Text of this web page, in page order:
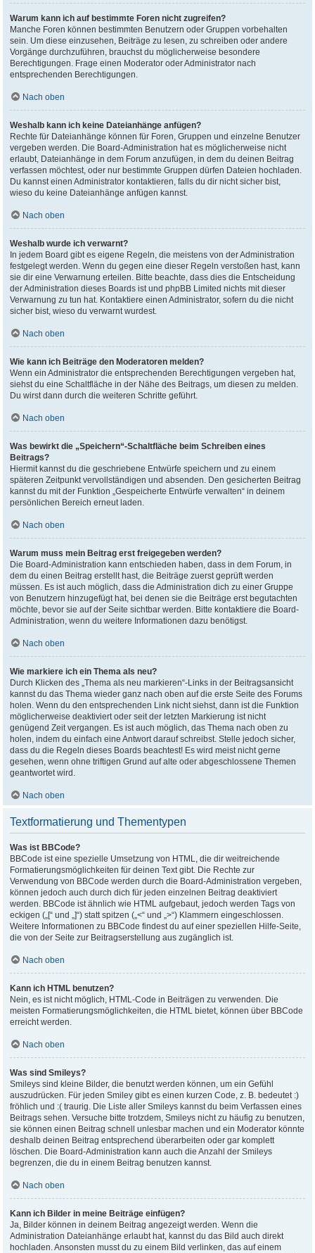
Warum kann ich auf bestimmte Foren nicht zugreifen?
Manche Foren können bestimmten Benutzern oder Gruppen vorbehalten
sein. Um diese einzusehen, Beiträge zu lesen, zu schreiben oder andere
Vorgänge durchzuführen, brauchst du möglicherweise besondere
Berechtigungen. Frage einen Moderator oder Administrator nach
entsprechenden Berechtigungen.
Nach oben
Weshalb kann ich keine Dateianhänge anfügen?
Rechte für Dateianhänge können für Foren, Gruppen und einzelne Benutzer
vergeben werden. Die Board-Administration hat es möglicherweise nicht
erlaubt, Dateianhänge in dem Forum anzufügen, in dem du deinen Beitrag
verfassen möchtest, oder nur bestimmte Gruppen dürfen Dateien hochladen.
Du kannst einen Administrator kontaktieren, falls du dir nicht sicher bist,
wieso du keine Dateianhänge anfügen kannst.
Nach oben
Weshalb wurde ich verwarnt?
In jedem Board gibt es eigene Regeln, die meistens von der Administration
festgelegt werden. Wenn du gegen eine dieser Regeln verstoßen hast, kann
sie dir eine Verwarnung erteilen. Bitte beachte, dass dies die Entscheidung
der Administration dieses Boards ist und phpBB Limited nichts mit dieser
Verwarnung zu tun hat. Kontaktiere einen Administrator, sofern du die nicht
sicher bist, wieso du verwarnt wurdest.
Nach oben
Wie kann ich Beiträge den Moderatoren melden?
Wenn ein Administrator die entsprechenden Berechtigungen vergeben hat,
siehst du eine Schaltfläche in der Nähe des Beitrags, um diesen zu melden.
Du wirst dann durch die weiteren Schritte geführt.
Nach oben
Was bewirkt die „Speichern“-Schaltfläche beim Schreiben eines
Beitrags?
Hiermit kannst du die geschriebene Entwürfe speichern und zu einem
späteren Zeitpunkt vervollständigen und absenden. Den gesicherten Beitrag
kannst du mit der Funktion „Gespeicherte Entwürfe verwalten“ in deinem
persönlichen Bereich erneut laden.
Nach oben
Warum muss mein Beitrag erst freigegeben werden?
Die Board-Administration kann entschieden haben, dass in dem Forum, in
dem du einen Beitrag erstellt hast, die Beiträge zuerst geprüft werden
müssen. Es ist auch möglich, dass die Administration dich zu einer Gruppe
von Benutzern hinzugefügt hat, bei denen sie die Beiträge erst begutachten
möchte, bevor sie auf der Seite sichtbar werden. Bitte kontaktiere die Board-
Administration, wenn du weitere Informationen dazu benötigst.
Nach oben
Wie markiere ich ein Thema als neu?
Durch Klicken des „Thema als neu markieren“-Links in der Beitragsansicht
kannst du das Thema wieder ganz nach oben auf die erste Seite des Forums
holen. Wenn du den entsprechenden Link nicht siehst, dann ist die Funktion
möglicherweise deaktiviert oder seit der letzten Markierung ist nicht
genügend Zeit vergangen. Es ist auch möglich, das Thema nach oben zu
holen, indem du einfach eine Antwort darauf schreibst. Stelle jedoch sicher,
dass du die Regeln dieses Boards beachtest! Es wird meist nicht gerne
gesehen, wenn ohne triftigen Grund auf alte oder abgeschlossene Themen
geantwortet wird.
Nach oben
Textformatierung und Thementypen
Was ist BBCode?
BBCode ist eine spezielle Umsetzung von HTML, die dir weitreichende
Formatierungsmöglichkeiten für deinen Text gibt. Die Rechte zur
Verwendung von BBCode werden durch die Board-Administration vergeben,
können jedoch auch durch dich für jeden einzelnen Beitrag deaktiviert
werden. BBCode ist ähnlich wie HTML aufgebaut, jedoch werden Tags von
eckigen („[“ und „]“) statt spitzen („<“ und „>“) Klammern eingeschlossen.
Weitere Informationen zu BBCode findest du auf einer speziellen Hilfe-Seite,
die von der Seite zur Beitragserstellung aus zugänglich ist.
Nach oben
Kann ich HTML benutzen?
Nein, es ist nicht möglich, HTML-Code in Beiträgen zu verwenden. Die
meisten Formatierungsmöglichkeiten, die HTML bietet, können über BBCode
erreicht werden.
Nach oben
Was sind Smileys?
Smileys sind kleine Bilder, die benutzt werden können, um ein Gefühl
auszudrücken. Für jeden Smiley gibt es einen kurzen Code, z. B. bedeutet :)
fröhlich und :( traurig. Die Liste aller Smileys kannst du beim Verfassen eines
Beitrags sehen. Versuche bitte trotzdem, Smileys nicht zu häufig zu benutzen,
sie können einen Beitrag schnell unlesbar machen und ein Moderator könnte
deshalb deinen Beitrag entsprechend überarbeiten oder gar komplett
löschen. Die Board-Administration kann auch die Anzahl der Smileys
begrenzen, die du in einem Beitrag benutzen kannst.
Nach oben
Kann ich Bilder in meine Beiträge einfügen?
Ja, Bilder können in deinem Beitrag angezeigt werden. Wenn die
Administration Dateianhänge erlaubt hat, kannst du das Bild auch direkt
hochladen. Ansonsten musst du zu einem Bild verlinken, das auf einem